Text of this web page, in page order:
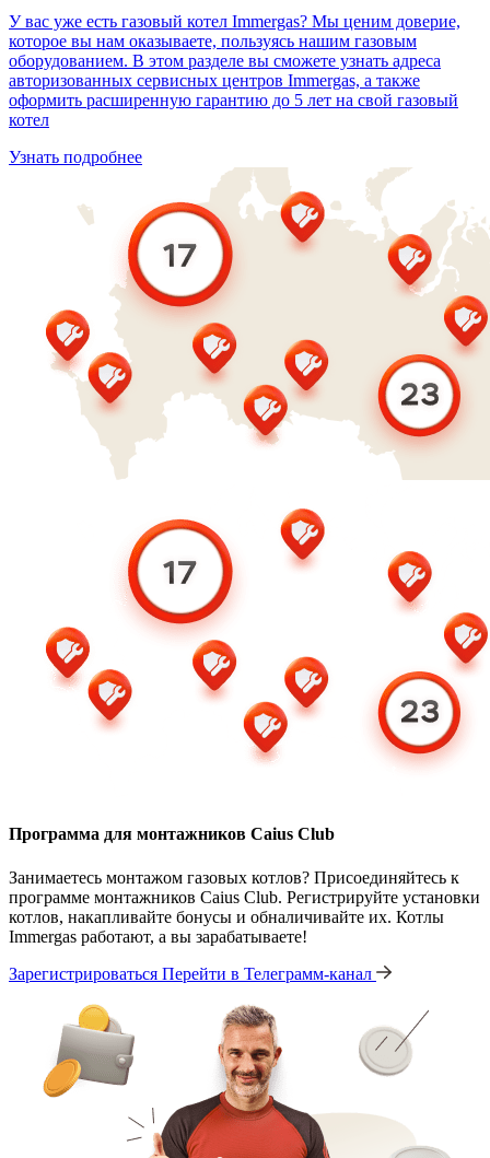
У вас уже есть газовый котел Immergas? Мы ценим доверие,
которое вы нам оказываете, пользуясь нашим газовым
оборудованием. В этом разделе вы сможете узнать адреса
авторизованных сервисных центров Immergas, а также
оформить расширенную гарантию до 5 лет на свой газовый
котел
Узнать подробнее
Программа для монтажников Caius Club
Занимаетесь монтажом газовых котлов? Присоединяйтесь к
программе монтажников Caius Club. Регистрируйте установки
котлов, накапливайте бонусы и обналичивайте их. Котлы
Immergas работают, а вы зарабатываете!
Зарегистрироваться Перейти в Телеграмм-канал